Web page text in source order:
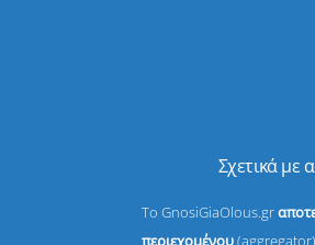
Σχετικά με
Το GnosiGiaOlous.gr
περιεχομένου